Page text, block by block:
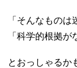
「そんなものは
「科学的根拠が
とおっしゃるか